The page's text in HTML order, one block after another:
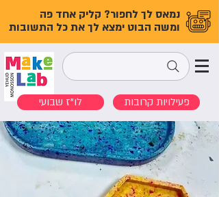
נמאס לך לחפור? קליק אחד פה
ומשה הבוט ימצא לך את כל התשובות
לו"ז שבועי פעילויות קרובות